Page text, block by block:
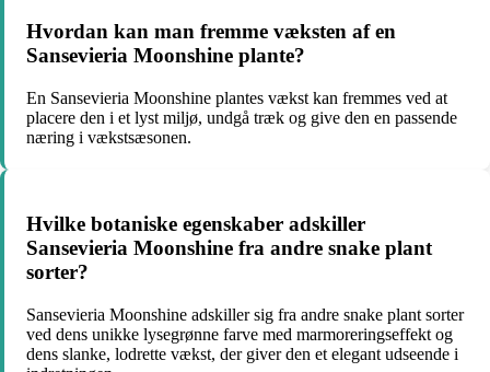
Hvordan kan man fremme væksten af en
Sansevieria Moonshine plante?
En Sansevieria Moonshine plantes vækst kan fremmes ved at
placere den i et lyst miljø, undgå træk og give den en passende
næring i vækstsæsonen.
Hvilke botaniske egenskaber adskiller
Sansevieria Moonshine fra andre snake plant
sorter?
Sansevieria Moonshine adskiller sig fra andre snake plant sorter
ved dens unikke lysegrønne farve med marmoreringseffekt og
dens slanke, lodrette vækst, der giver den et elegant udseende i